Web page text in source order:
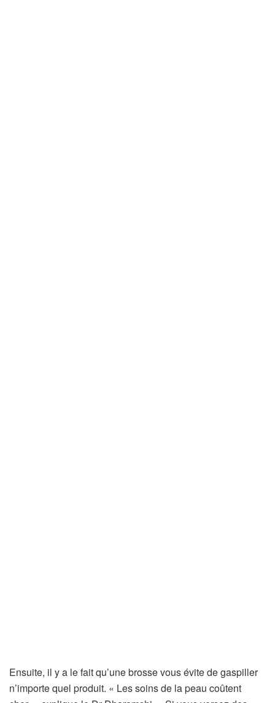
Ensuite, il y a le fait qu’une brosse vous évite de gaspiller
n’importe quel produit. « Les soins de la peau coûtent